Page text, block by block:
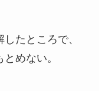
たところで、
めない。